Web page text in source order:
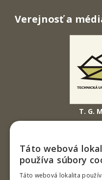
T. G.
Tel.:
Fax:
Verejnosť a
Táto webová
používa súbory
Táto webová lokalita